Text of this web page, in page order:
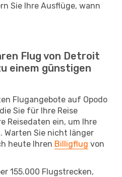
Sie Ihre Ausflüge, wann
Flug von Detroit
einem günstigen
Flugangebote auf Opodo
Sie für Ihre Reise
Reisedaten ein, um Ihre
Warten Sie nicht länger
heute Ihren Billigflug von
155.000 Flugstrecken,